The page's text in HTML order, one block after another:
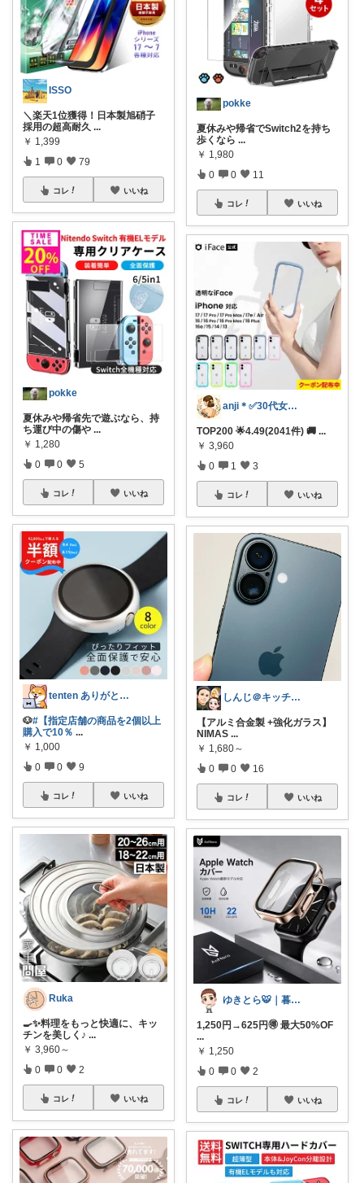
ISSO
＼楽天1位獲得！日本製旭硝子
採用の超高耐久 ...
￥ 1,399
1 0 79
コレ いいね
pokke
夏休みや帰省先で遊ぶなら、持
ち運び中の傷や ...
￥ 1,280
0 0 5
コレ いいね
tenten ありがとうございます。😃
🐶#【指定店舗の商品を2個以上
購入で10％ ...
￥ 1,000
0 0 9
コレ いいね
Ruka
🍳✨料理をもっと快適に、キッ
チンを美しく♪ ...
￥ 3,960～
0 0 2
コレ いいね
pokke
夏休みや帰省でSwitch2を持ち
歩くなら ...
￥ 1,980
0 0 11
コレ いいね
anji＊✅30代女性売上ランキング🏆
TOP200 🌟4.49(2041件) 🚚 ...
￥ 3,960
0 1 3
コレ いいね
しんじ＠キッチン🍳時短⏲便利グッズ⚙️
【アルミ合金製 +強化ガラス】
NIMAS ...
￥ 1,680～
0 0 16
コレ いいね
ゆきとら🐯｜暮らしをラクにしたいパパ
1,250円→625円🉐 最大50%OF
...
￥ 1,250
0 0 2
コレ いいね